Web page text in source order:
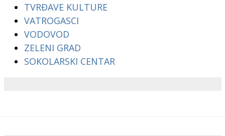
TVRĐAVE KULTURE
VATROGASCI
VODOVOD
ZELENI GRAD
SOKOLARSKI CENTAR